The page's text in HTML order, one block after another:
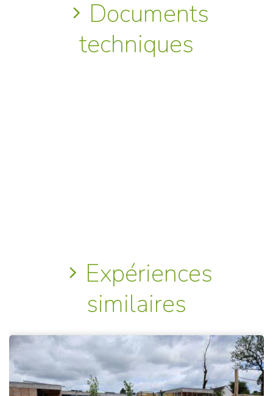
Documents
techniques
Expériences
similaires